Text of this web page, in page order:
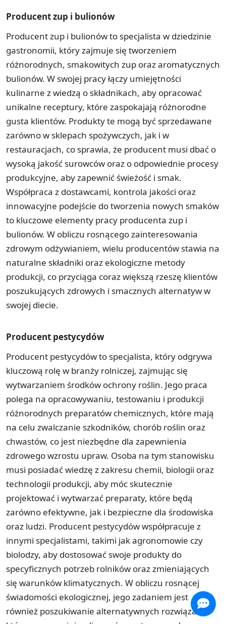
Producent zup i bulionów
Producent zup i bulionów to specjalista w dziedzinie
gastronomii, który zajmuje się tworzeniem
różnorodnych, smakowitych zup oraz aromatycznych
bulionów. W swojej pracy łączy umiejętności
kulinarne z wiedzą o składnikach, aby opracować
unikalne receptury, które zaspokajają różnorodne
gusta klientów. Produkty te mogą być sprzedawane
zarówno w sklepach spożywczych, jak i w
restauracjach, co sprawia, że producent musi dbać o
wysoką jakość surowców oraz o odpowiednie procesy
produkcyjne, aby zapewnić świeżość i smak.
Współpraca z dostawcami, kontrola jakości oraz
innowacyjne podejście do tworzenia nowych smaków
to kluczowe elementy pracy producenta zup i
bulionów. W obliczu rosnącego zainteresowania
zdrowym odżywianiem, wielu producentów stawia na
naturalne składniki oraz ekologiczne metody
produkcji, co przyciąga coraz większą rzeszę klientów
poszukujących zdrowych i smacznych alternatyw w
swojej diecie.
Producent pestycydów
Producent pestycydów to specjalista, który odgrywa
kluczową rolę w branży rolniczej, zajmując się
wytwarzaniem środków ochrony roślin. Jego praca
polega na opracowywaniu, testowaniu i produkcji
różnorodnych preparatów chemicznych, które mają
na celu zwalczanie szkodników, chorób roślin oraz
chwastów, co jest niezbędne dla zapewnienia
zdrowego wzrostu upraw. Osoba na tym stanowisku
musi posiadać wiedzę z zakresu chemii, biologii oraz
technologii produkcji, aby móc skutecznie
projektować i wytwarzać preparaty, które będą
zarówno efektywne, jak i bezpieczne dla środowiska
oraz ludzi. Producent pestycydów współpracuje z
innymi specjalistami, takimi jak agronomowie czy
biolodzy, aby dostosować swoje produkty do
specyficznych potrzeb rolników oraz zmieniających
się warunków klimatycznych. W obliczu rosnącej
świadomości ekologicznej, jego zadaniem jest
również poszukiwanie alternatywnych rozwiązań,